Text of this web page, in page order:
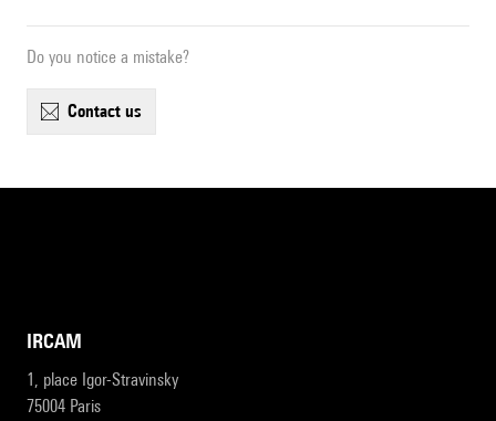
Do you notice a mistake?
contact us
IRCAM
1, place Igor-Stravinsky
75004 Paris